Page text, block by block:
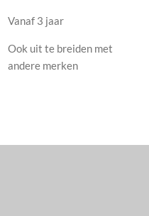
Vanaf 3 jaar
Ook uit te breiden met
andere merken